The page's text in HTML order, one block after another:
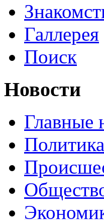
Галлерея
Поиск
Новости
Главные
Политика